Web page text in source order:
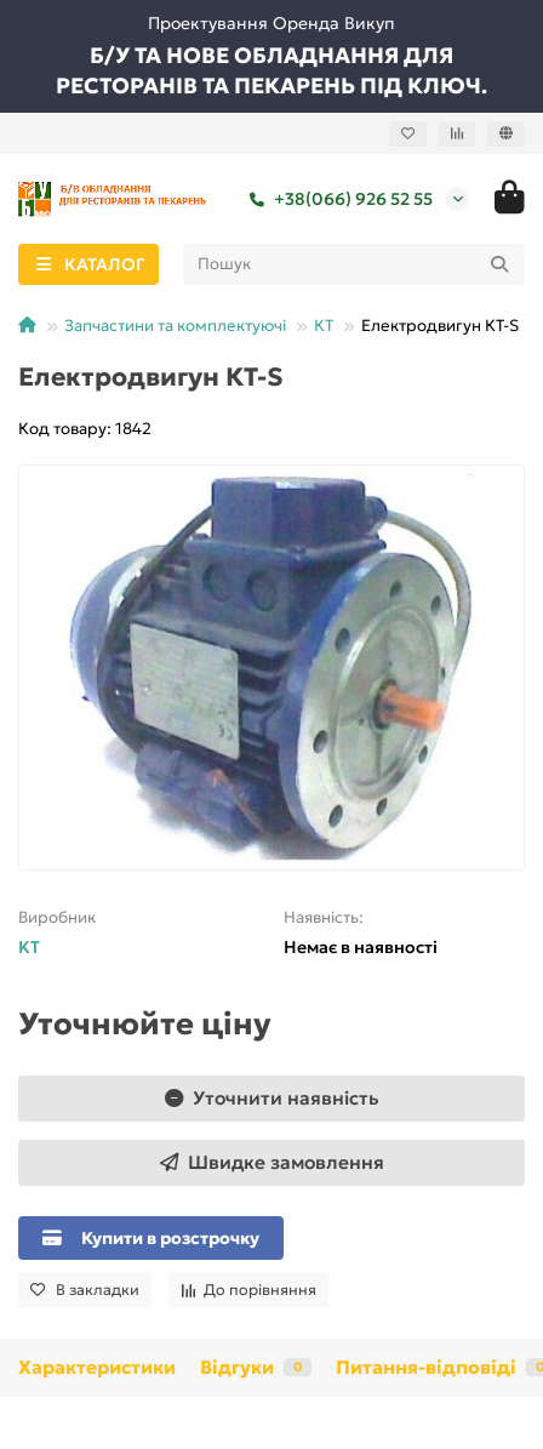
Проектування Оренда Викуп
Б/У ТА НОВЕ ОБЛАДНАННЯ ДЛЯ
РЕСТОРАНІВ ТА ПЕКАРЕНЬ ПІД КЛЮЧ.
+38(066) 926 52 55
КАТАЛОГ
Запчастини та комплектуючі КТ Електродвигун КТ-S
Електродвигун КТ-S
Код товару: 1842
Виробник
KT
Наявність:
Немає в наявності
Уточнюйте ціну
Уточнити наявність
Швидке замовлення
Купити в розстрочку
В закладки До порівняння
Характеристики Відгуки 0 Питання-відповіді 0